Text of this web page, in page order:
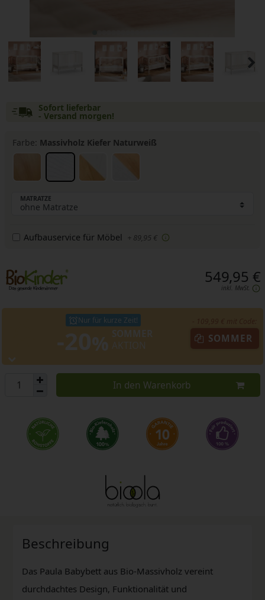
Sofort lieferbar
- Versand morgen!
Farbe: Massivholz Kiefer Naturweiß
MATRATZE
Aufbauservice für Möbel + 89,95 €
549,95 €
inkl. MwSt.
Nur für kurze Zeit!
SOMMER
In den Warenkorb
Beschreibung
Das Paula Babybett aus Bio-Massivholz vereint
durchdachtes Design, Funktionalität und